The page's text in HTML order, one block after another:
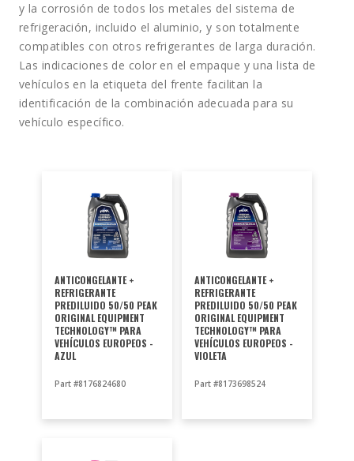
y la corrosión de todos los metales del sistema de
refrigeración, incluido el aluminio, y son totalmente
compatibles con otros refrigerantes de larga duración.
Las indicaciones de color en el empaque y una lista de
vehículos en la etiqueta del frente facilitan la
identificación de la combinación adecuada para su
vehículo específico.
ANTICONGELANTE +
REFRIGERANTE
PREDILUIDO 50/50 PEAK
ORIGINAL EQUIPMENT
TECHNOLOGY™ PARA
VEHÍCULOS EUROPEOS -
AZUL
Part #8176824680
ANTICONGELANTE +
REFRIGERANTE
PREDILUIDO 50/50 PEAK
ORIGINAL EQUIPMENT
TECHNOLOGY™ PARA
VEHÍCULOS EUROPEOS -
VIOLETA
Part #8173698524